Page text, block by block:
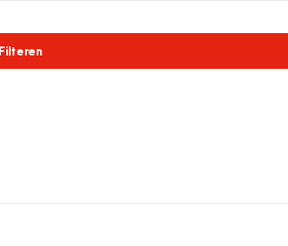
Filteren